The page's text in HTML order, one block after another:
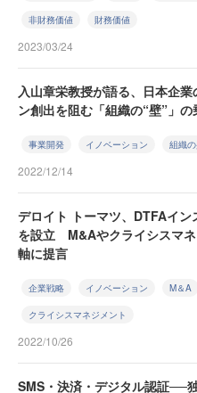
非財務価値 財務価値
2023/03/24
入山章栄教授が語る、日本企業
ン創出を阻む「組織の“壁”」
事業開発 イノベーション 組織
2022/12/14
デロイト トーマツ、DTFAイン
を設立 M&Aやクライシスマ
軸に提言
企業戦略 イノベーション M＆A
クライシスマネジメント
2022/10/26
SMS・決済・デジタル認証──